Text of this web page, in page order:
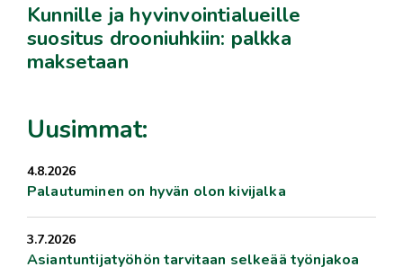
Kunnille ja hyvinvointialueille
suositus drooniuhkiin: palkka
maksetaan
Uusimmat:
4.8.2026
Palautuminen on hyvän olon kivijalka
3.7.2026
Asiantuntijatyöhön tarvitaan selkeää työnjakoa